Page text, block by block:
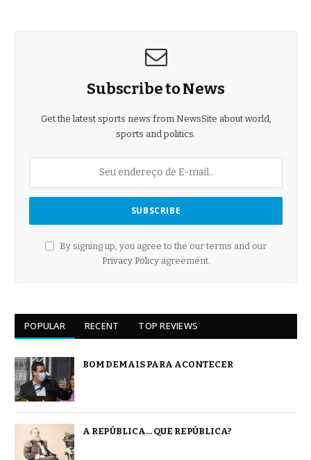
Subscribe to News
Get the latest sports news from NewsSite about world,
sports and politics.
By signing up, you agree to the our terms and our
Privacy Policyagreement.
POPULAR RECENT TOP REVIEWS
BOM DEMAIS PARA ACONTECER
A REPÚBLICA… QUE REPÚBLICA?